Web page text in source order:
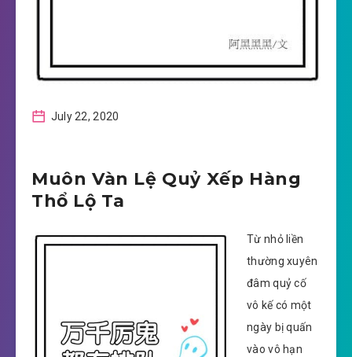
July 22, 2020
Muôn Vàn Lệ Quỷ Xếp Hàng
Thổ Lộ Ta
Từ nhỏ liền
thường xuyên
đâm quỷ cố
vô kế có một
ngày bị quấn
vào vô hạn